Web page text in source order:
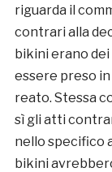
riguarda il
contrari alla
bikini erano
essere preso
reato. Stessa
sì gli atti
nello specifico
bikini